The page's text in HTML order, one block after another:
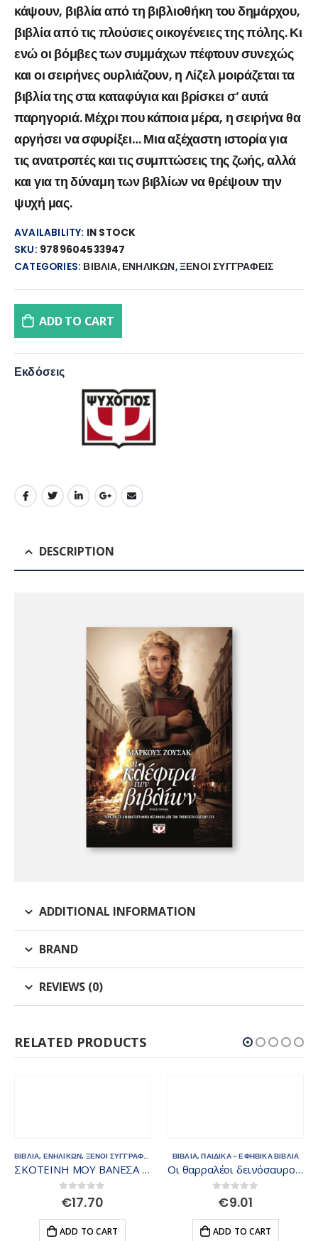
κάψουν, βιβλία από τη βιβλιοθήκη του δημάρχου,
βιβλία από τις πλούσιες οικογένειες της πόλης. Κι
ενώ οι βόμβες των συμμάχων πέφτουν συνεχώς
και οι σειρήνες ουρλιάζουν, η Λίζελ μοιράζεται τα
βιβλία της στα καταφύγια και βρίσκει σ’ αυτά
παρηγοριά. Μέχρι που κάποια μέρα, η σειρήνα θα
αργήσει να σφυρίξει… Μια αξέχαστη ιστορία για
τις ανατροπές και τις συμπτώσεις της ζωής, αλλά
και για τη δύναμη των βιβλίων να θρέψουν την
ψυχή μας.
AVAILABILITY: IN STOCK
SKU: 9789604533947
CATEGORIES: ΒΙΒΛΙΑ, ΕΝΗΛΙΚΩΝ,ΞΕΝΟΙ ΣΥΓΓΡΑΦΕΙΣ
ADD TO CART
Εκδόσεις
DESCRIPTION
ADDITIONAL INFORMATION
BRAND
REVIEWS (0)
RELATED PRODUCTS
ΒΙΒΛΙΑ,ΠΑΙΔΙΚΑ - ΕΦΗΒΙΚΑ ΒΙΒΛΙΑ
Οι θαρραλέοι δεινόσαυροι ISBN: 9789605933333
out of 5
€9.01
ADD TO CART ΕΛΛΗΝΕΣ ΣΥΓΓΡΑΦΕΙΣ